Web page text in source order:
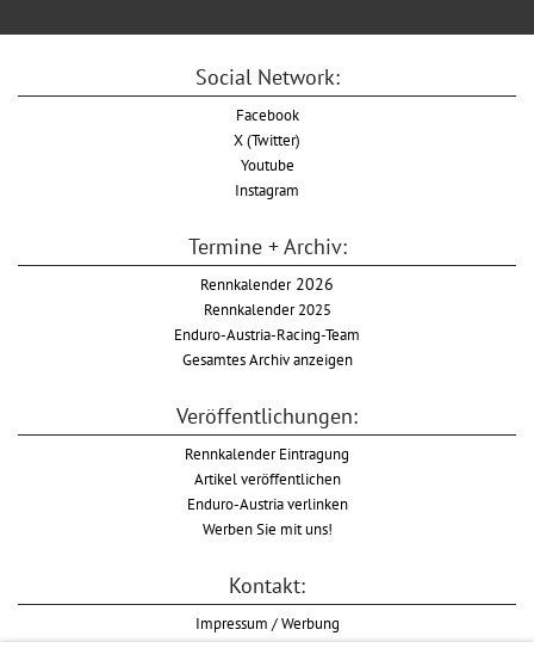
Social Network:
Facebook
X (Twitter)
Youtube
Instagram
Termine + Archiv:
Rennkalender2026
Rennkalender 2025
Enduro-Austria-Racing-Team
Gesamtes Archiv anzeigen
Veröffentlichungen:
Rennkalender Eintragung
Artikel veröffentlichen
Enduro-Austria verlinken
Werben Sie mit uns!
Kontakt:
Impressum / Werbung